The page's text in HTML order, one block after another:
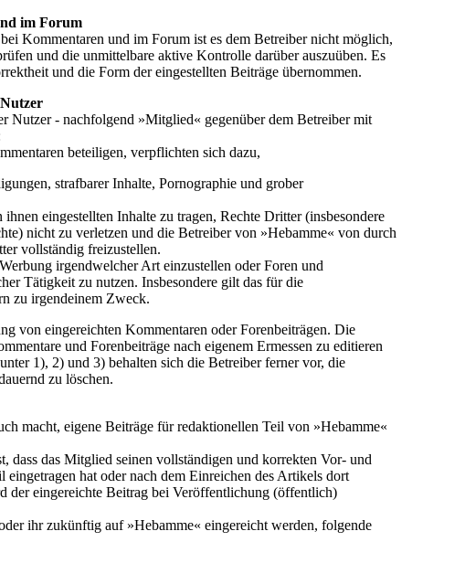
im Forum
Kommentaren und im Forum ist es dem Betreiber nicht möglich,
und die unmittelbare aktive Kontrolle darüber auszuüben. Es
und die Form der eingestellten Beiträge übernommen.
Nutzer - nachfolgend »Mitglied« gegenüber dem Betreiber mit
beteiligen, verpflichten sich dazu,
strafbarer Inhalte, Pornographie und grober
eingestellten Inhalte zu tragen, Rechte Dritter (insbesondere
nicht zu verletzen und die Betreiber von »Hebamme« von durch
vollständig freizustellen.
irgendwelcher Art einzustellen oder Foren und
Tätigkeit zu nutzen. Insbesondere gilt das für die
zu irgendeinem Zweck.
von eingereichten Kommentaren oder Forenbeiträgen. Die
und Forenbeiträge nach eigenem Ermessen zu editieren
1), 2) und 3) behalten sich die Betreiber ferner vor, die
zu löschen.
macht, eigene Beiträge für redaktionellen Teil von »Hebamme«
dass das Mitglied seinen vollständigen und korrekten Vor- und
hat oder nach dem Einreichen des Artikels dort
der eingereichte Beitrag bei Veröffentlichung (öffentlich)
ihr zukünftig auf »Hebamme« eingereicht werden, folgende